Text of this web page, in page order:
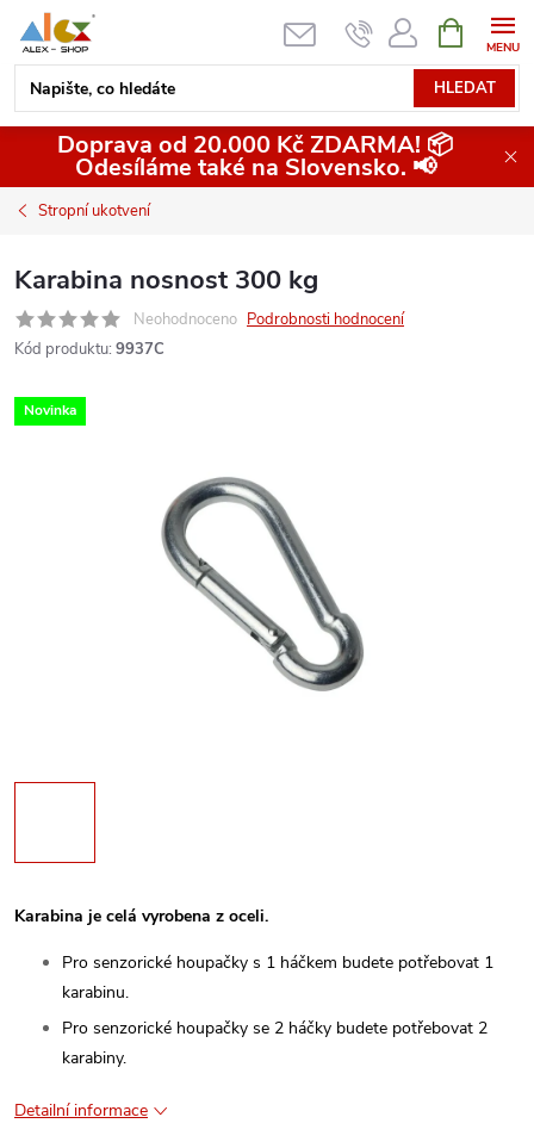
obsah
HLEDAT
NÁKUPNÍ
KOŠÍK
Doprava od 20.000 Kč ZDARMA! 📦
Odesíláme také na Slovensko. 📢
Stropní ukotvení
Karabina nosnost 300 kg
Neohodnoceno Podrobnosti hodnocení
Kód produktu: 9937C
Novinka
Karabina je celá vyrobena z oceli.
Pro senzorické houpačky s 1 háčkem budete potřebovat 1
karabinu.
Pro senzorické houpačky se 2 háčky budete potřebovat 2
karabiny.
Detailní informace